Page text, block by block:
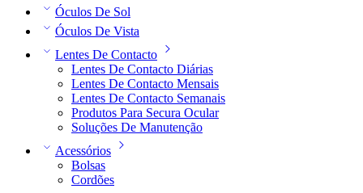
Óculos De Sol
Óculos De Vista
Lentes De Contacto
Lentes De Contacto Diárias
Lentes De Contacto Mensais
Lentes De Contacto Semanais
Produtos Para Secura Ocular
Soluções De Manutenção
Acessórios
Bolsas
Cordões